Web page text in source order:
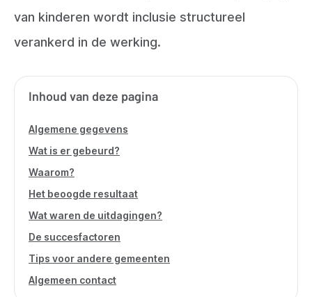
van kinderen wordt inclusie structureel
verankerd in de werking.
Inhoud van deze pagina
Algemene gegevens
Wat is er gebeurd?
Waarom?
Het beoogde resultaat
Wat waren de uitdagingen?
De succesfactoren
Tips voor andere gemeenten
Algemeen contact